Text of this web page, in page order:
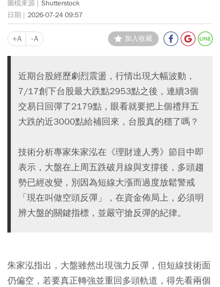
Shutterstock
2026-07-24 09:57
+A -A 加入收藏
近期台股經歷劇烈震盪，行情出現大幅波動，
7/17創下台股最大跌點2953點之後，連續3個
交易日回彈了2179點，眼看就要把上個禮拜五
大跌的近3000點給補回來，台股真的穩了嗎？
技術分析專家朱家泓在《理財達人秀》節目中即
表示，大盤在上周五跌破月線與支撐後，多頭趨
勢已經改變，別因為短線大漲而過度放鬆警戒
「現在叫做空頭反彈」，在資金佈局上，必須明
辨大盤的關鍵指標，並嚴守搶反彈的紀律。
朱家泓指出，大盤雖然出現強力反彈，但短線技術面
仍偏空，若要真正轉強並重回多頭軌道，得先看兩個